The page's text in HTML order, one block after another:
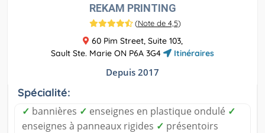
REKAM PRINTING
(Note de 4,5)
60 Pim Street, Suite 103,
Sault Ste. Marie ON P6A 3G4
Itinéraires
Depuis 2017
Spécialité:
✓ bannières ✓ enseignes en plastique ondulé ✓
enseignes à panneaux rigides ✓ présentoirs